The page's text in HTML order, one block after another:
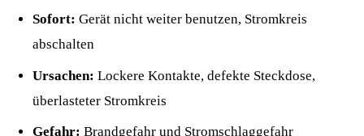
Sofort: Gerät nicht weiter benutzen, Stromkreis
abschalten
Ursachen: Lockere Kontakte, defekte Steckdose,
überlasteter Stromkreis
Gefahr: Brandgefahr und Stromschlaggefahr